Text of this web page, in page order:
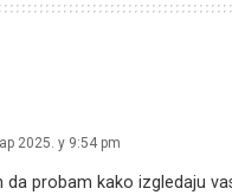
2025. у 9:54 pm
da probam kako izgledaju